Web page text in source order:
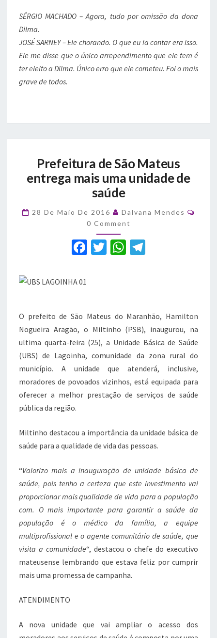
SÉRGIO MACHADO – Agora, tudo por omissão da dona
Dilma.
JOSÉ SARNEY – Ele chorando. O que eu ia contar era isso.
Ele me disse que o único arrependimento que ele tem é
ter eleito a Dilma. Único erro que ele cometeu. Foi o mais
grave de todos.
de
Mateus
entrega
uma
unidade
de
saúde
Prefeitura de São Mateus
entrega mais uma unidade de
saúde
28 De Maio De 2016 Dalvana Mendes
0 Comment
F
b
o
o
k
T
r
W
A
p
p
a
m
O prefeito de São Mateus do Maranhão, Hamilton
Nogueira Aragão, o Miltinho (PSB), inaugurou, na
ultima quarta-feira (25), a Unidade Básica de Saúde
(UBS) de Lagoinha, comunidade da zona rural do
município. A unidade que atenderá, inclusive,
moradores de povoados vizinhos, está equipada para
oferecer a melhor prestação de serviços de saúde
pública da região.
Miltinho destacou a importância da unidade básica de
saúde para a qualidade de vida das pessoas.
“Valorizo mais a inauguração de unidade básica de
saúde, pois tenho a certeza que este investimento vai
proporcionar mais qualidade de vida para a população
com. O mais importante para garantir a saúde da
população é o médico da família, a equipe
multiprofissional e o agente comunitário de saúde, que
visita a comunidade“, destacou o chefe do executivo
mateusense lembrando que estava feliz por cumprir
mais uma promessa de campanha.
ATENDIMENTO
A nova unidade que vai ampliar o acesso dos